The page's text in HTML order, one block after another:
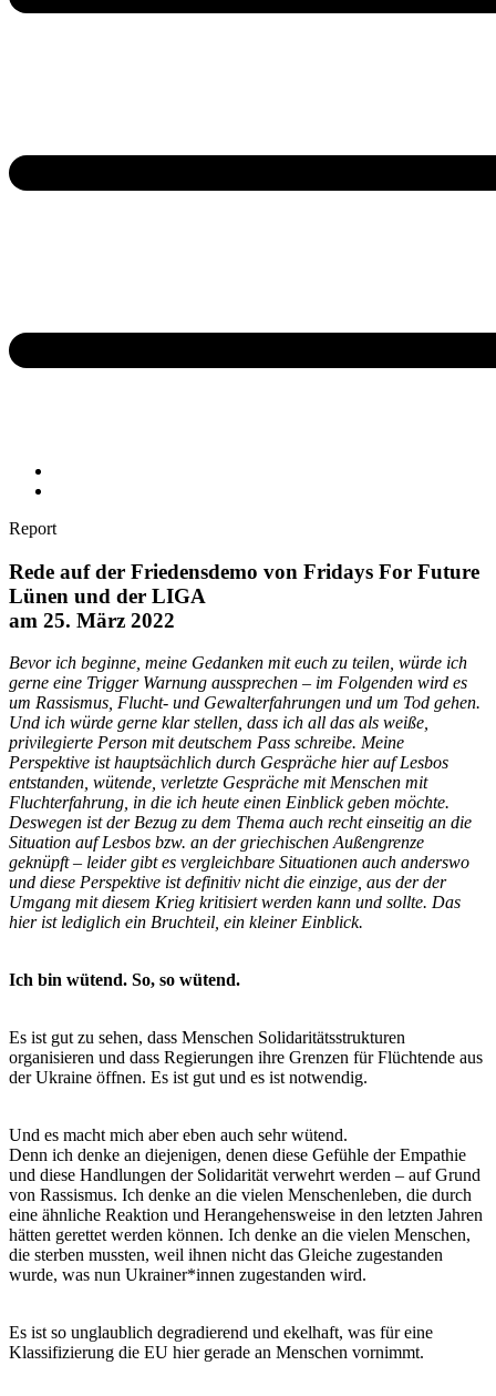
Report
Rede auf der Friedensdemo von Fridays For Future
Lünen und der LIGA
am 25. März 2022
Bevor ich beginne, meine Gedanken mit euch zu teilen, würde ich
gerne eine Trigger Warnung aussprechen – im Folgenden wird es
um Rassismus, Flucht- und Gewalterfahrungen und um Tod gehen.
Und ich würde gerne klar stellen, dass ich all das als weiße,
privilegierte Person mit deutschem Pass schreibe. Meine
Perspektive ist hauptsächlich durch Gespräche hier auf Lesbos
entstanden, wütende, verletzte Gespräche mit Menschen mit
Fluchterfahrung, in die ich heute einen Einblick geben möchte.
Deswegen ist der Bezug zu dem Thema auch recht einseitig an die
Situation auf Lesbos bzw. an der griechischen Außengrenze
geknüpft – leider gibt es vergleichbare Situationen auch anderswo
und diese Perspektive ist definitiv nicht die einzige, aus der der
Umgang mit diesem Krieg kritisiert werden kann und sollte. Das
hier ist lediglich ein Bruchteil, ein kleiner Einblick.
Ich bin wütend. So, so wütend.
Es ist gut zu sehen, dass Menschen Solidaritätsstrukturen
organisieren und dass Regierungen ihre Grenzen für Flüchtende aus
der Ukraine öffnen. Es ist gut und es ist notwendig.
Und es macht mich aber eben auch sehr wütend.
Denn ich denke an diejenigen, denen diese Gefühle der Empathie
und diese Handlungen der Solidarität verwehrt werden – auf Grund
von Rassismus. Ich denke an die vielen Menschenleben, die durch
eine ähnliche Reaktion und Herangehensweise in den letzten Jahren
hätten gerettet werden können. Ich denke an die vielen Menschen,
die sterben mussten, weil ihnen nicht das Gleiche zugestanden
wurde, was nun Ukrainer*innen zugestanden wird.
Es ist so unglaublich degradierend und ekelhaft, was für eine
Klassifizierung die EU hier gerade an Menschen vornimmt.